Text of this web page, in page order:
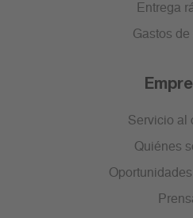
Entrega
Gastos de
Servicio al
Quiénes